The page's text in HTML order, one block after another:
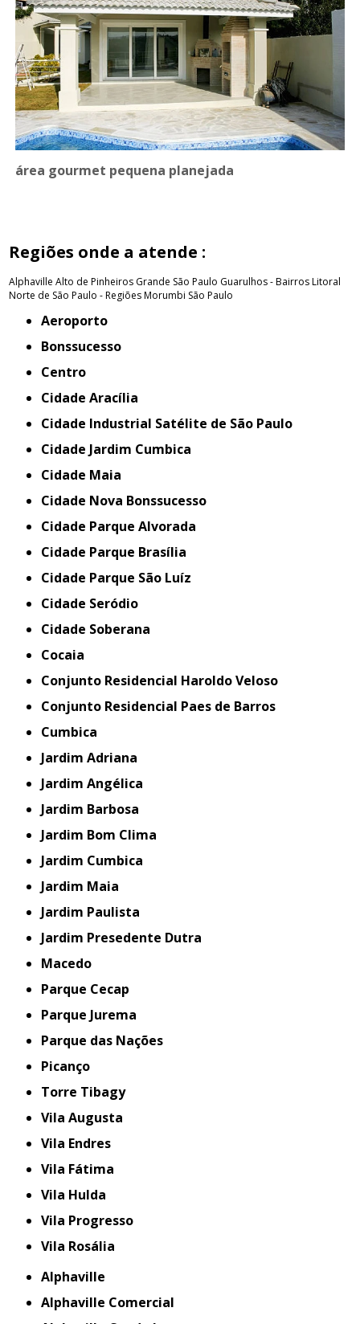
área gourmet pequena planejada
Regiões onde a atende :
Alphaville Alto de Pinheiros Grande São Paulo Guarulhos - BairrosLitoral
Norte de São Paulo - RegiõesMorumbi São Paulo
Aeroporto
Bonssucesso
Centro
Cidade Aracília
Cidade Industrial Satélite de São Paulo
Cidade Jardim Cumbica
Cidade Maia
Cidade Nova Bonssucesso
Cidade Parque Alvorada
Cidade Parque Brasília
Cidade Parque São Luíz
Cidade Seródio
Cidade Soberana
Cocaia
Conjunto Residencial Haroldo Veloso
Conjunto Residencial Paes de Barros
Cumbica
Jardim Adriana
Jardim Angélica
Jardim Barbosa
Jardim Bom Clima
Jardim Cumbica
Jardim Maia
Jardim Paulista
Jardim Presedente Dutra
Macedo
Parque Cecap
Parque Jurema
Parque das Nações
Picanço
Torre Tibagy
Vila Augusta
Vila Endres
Vila Fátima
Vila Hulda
Vila Progresso
Vila Rosália
Alphaville
Alphaville Comercial